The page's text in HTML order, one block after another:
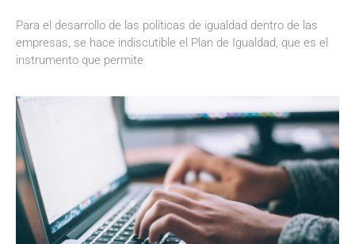
Para el desarrollo de las políticas de igualdad dentro de las
empresas, se hace indiscutible el Plan de Igualdad, que es el
instrumento que permite